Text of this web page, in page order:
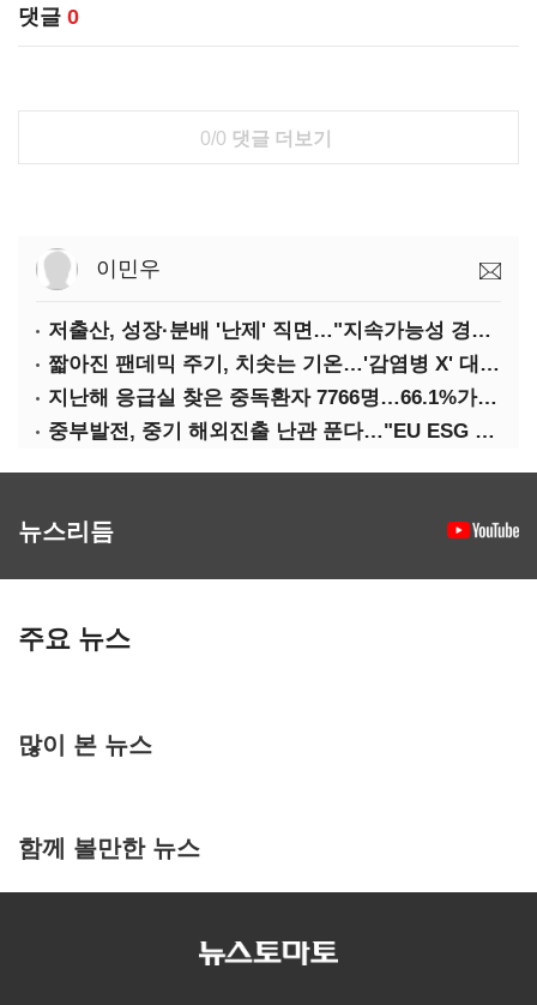
댓글 0
0/0 댓글 더보기
이민우
저출산, 성장·분배 '난제' 직면…"지속가능성 경고등"
짧아진 팬데믹 주기, 치솟는 기온…'감염병 X' 대비해야
지난해 응급실 찾은 중독환자 7766명…66.1%가 '의도적 중독'
중부발전, 중기 해외진출 난관 푼다…"EU ESG 실사 공동 대응"
뉴스리듬
주요 뉴스
많이 본 뉴스
함께 볼만한 뉴스